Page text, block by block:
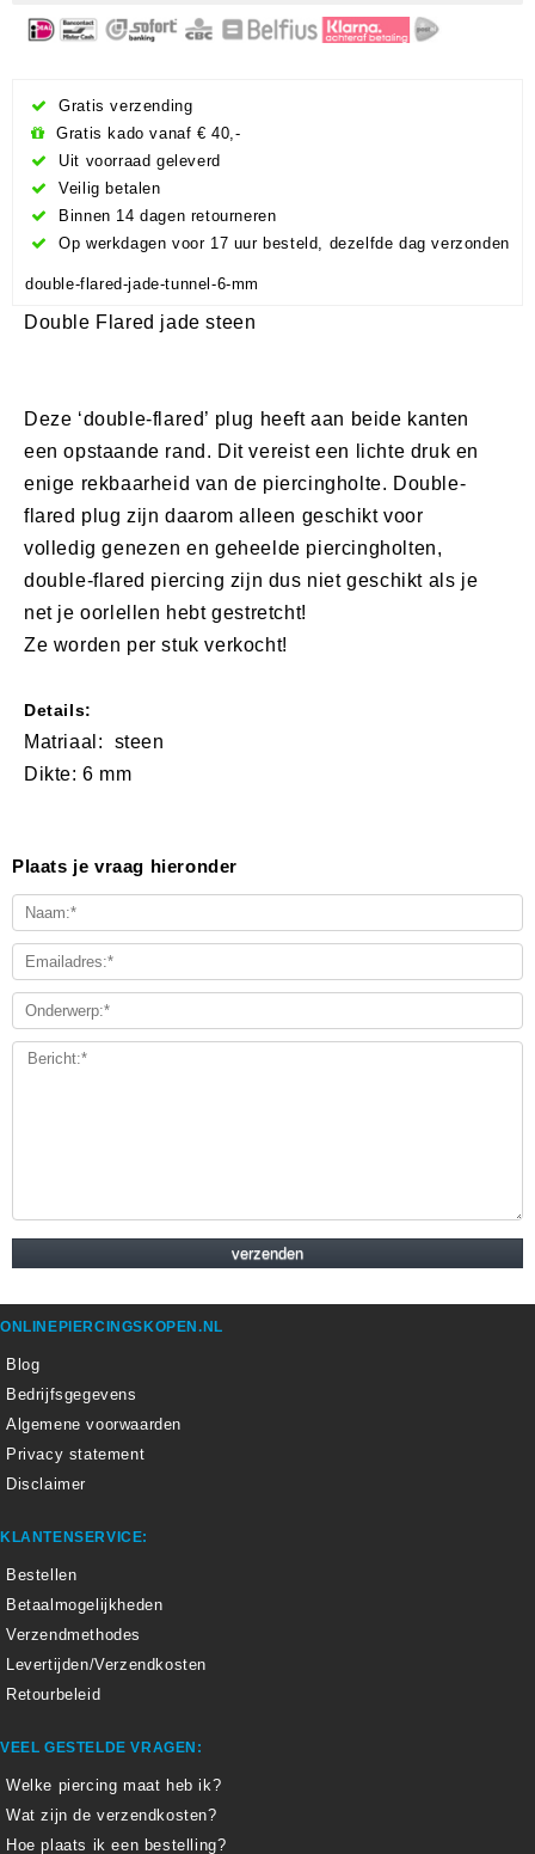
Gratis verzending
Gratis kado vanaf € 40,-
Uit voorraad geleverd
Veilig betalen
Binnen 14 dagen retourneren
Op werkdagen voor 17 uur besteld, dezelfde dag verzonden
double-flared-jade-tunnel-6-mm
Double Flared jade steen
Deze ‘double-flared’ plug heeft aan beide kanten
een opstaande rand. Dit vereist een lichte druk en
enige rekbaarheid van de piercingholte. Double-
flared plug zijn daarom alleen geschikt voor
volledig genezen en geheelde piercingholten,
double-flared piercing zijn dus niet geschikt als je
net je oorlellen hebt gestretcht!
Ze worden per stuk verkocht!
Details:
Matriaal:
​ steen
Dikte: 6 mm
Plaats je vraag hieronder
ONLINEPIERCINGSKOPEN.NL
Blog
Bedrijfsgegevens
Algemene voorwaarden
Privacy statement
Disclaimer
KLANTENSERVICE:
Bestellen
Betaalmogelijkheden
Verzendmethodes
Levertijden/Verzendkosten
Retourbeleid
VEEL GESTELDE VRAGEN:
Welke piercing maat heb ik?
Wat zijn de verzendkosten?
Hoe plaats ik een bestelling?